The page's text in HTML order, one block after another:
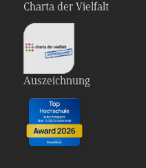
Charta der Vielfalt
Auszeichnung